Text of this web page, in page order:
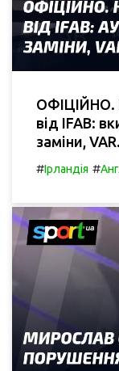
ОФІЦІЙНО.
від IFAB:
заміни, VAR.
#Ірландія #